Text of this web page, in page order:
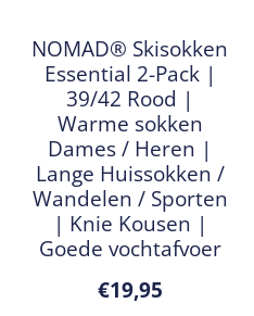
NOMAD® Skisokken
Essential 2-Pack |
39/42 Rood |
Warme sokken
Dames / Heren |
Lange Huissokken /
Wandelen / Sporten
| Knie Kousen |
Goede vochtafvoer
€19,95